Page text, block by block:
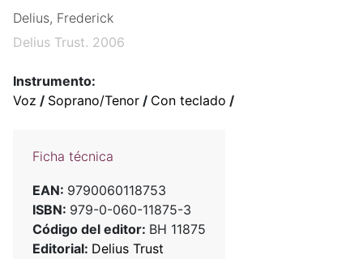
Delius, Frederick
Delius Trust. 2006
Instrumento:
Voz / Soprano/Tenor / Con teclado /
Ficha técnica
EAN: 9790060118753
ISBN: 979-0-060-11875-3
Código del editor: BH 11875
Editorial: Delius Trust